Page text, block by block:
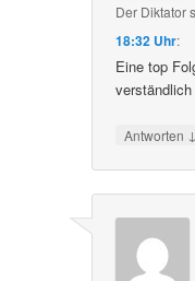
Der Diktator
18:32 Uhr:
Eine top
Antworten ↓